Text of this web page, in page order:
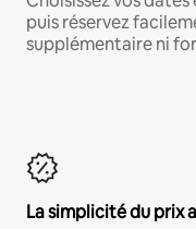
puis réservez
supplémentaire ni
La simplicité du prix